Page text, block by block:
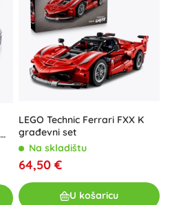
LEGO Technic Ferrari FXX K
građevni set
Na skladištu
64,50 €
U košaricu